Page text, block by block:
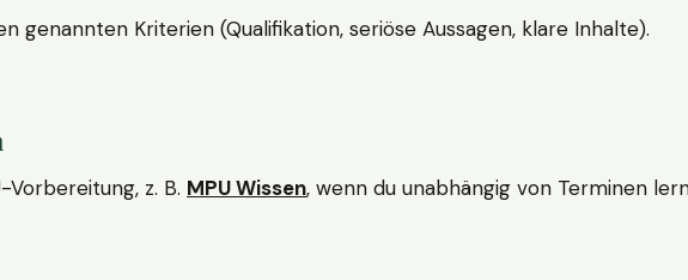
genannten Kriterien (Qualifikation, seriöse Aussagen, klare Inhalte).
z. B. MPU Wissen, wenn du unabhängig von Terminen